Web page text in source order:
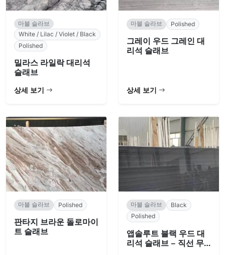
마블 슬라브
White / Lilac / Violet / Black
Polished
밀라스 라일락 대리석
슬래브
상세 보기
마블 슬라브 Polished
그레이 우드 그레인 대
리석 슬래브
상세 보기
마블 슬라브 Polished
판타지 브라운 돌로마이
트 슬래브
마블 슬라브
Black
Polished
앱솔루트 블랙 우드 대
리석 슬래브 – 직선 무